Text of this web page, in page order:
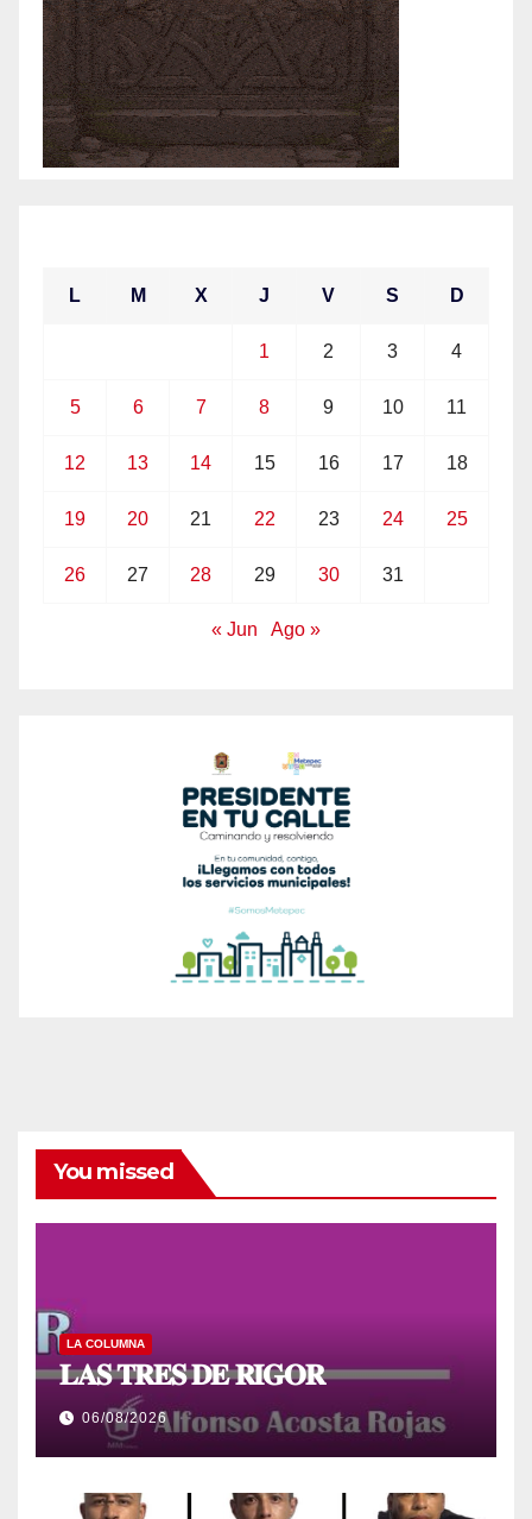
L M X J V S D
1 2 3 4
5 6 7 8 9 10 11
12 13 14 15 16 17 18
19 20 21 22 23 24 25
26 27 28 29 30 31
« Jun Ago »
You missed
LA COLUMNA
𝐋𝐀𝐒 𝐓𝐑𝐄𝐒 𝐃𝐄 𝐑𝐈𝐆𝐎𝐑
06/08/2026